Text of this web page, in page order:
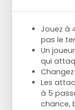
Jouez à
pas le
Un
qui
Les
à 5
chance,